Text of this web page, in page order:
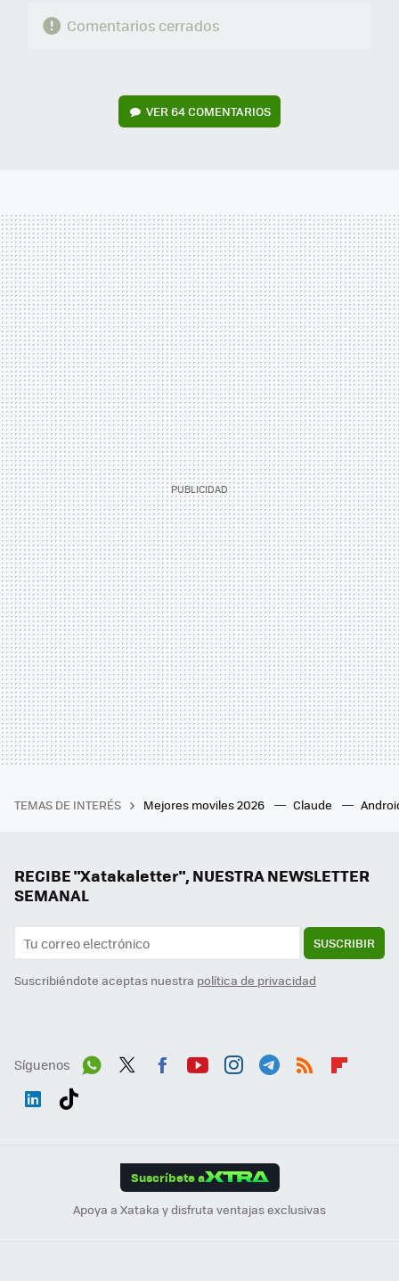
Comentarios cerrados
VER64 COMENTARIOS
TEMAS DE INTERÉS Mejores moviles 2026 Claude
RECIBE "Xatakaletter", NUESTRA NEWSLETTER
SEMANAL
SUSCRIBIR
Suscribiéndote aceptas nuestra política de privacidad
Síguenos
Suscríbete a
Apoya a Xataka y disfruta ventajas exclusivas